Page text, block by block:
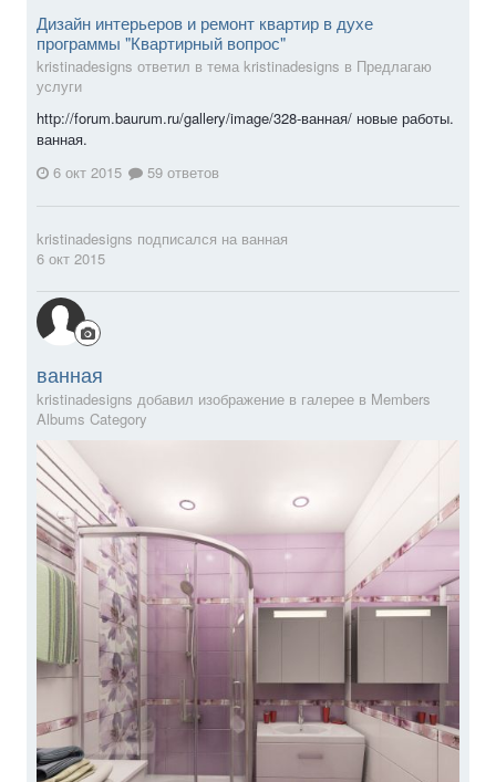
Дизайн интерьеров и ремонт квартир в духе
программы "Квартирный вопрос"
kristinadesigns ответил в тема kristinadesigns в Предлагаю
услуги
http://forum.baurum.ru/gallery/image/328-ванная/ новые работы.
ванная.
6 окт 2015
59 ответов
kristinadesigns подписался на ванная
6 окт 2015
ванная
kristinadesigns добавил изображение в галерее в Members
Albums Category